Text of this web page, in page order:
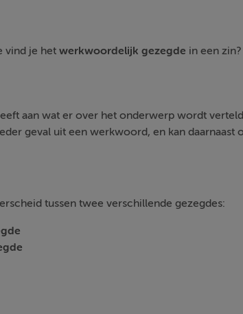
vind je het werkwoordelijk gezegde in een zin?
aan wat er over het onderwerp wordt
geval uit een werkwoord, en kan
tussen twee verschillende gezegdes: